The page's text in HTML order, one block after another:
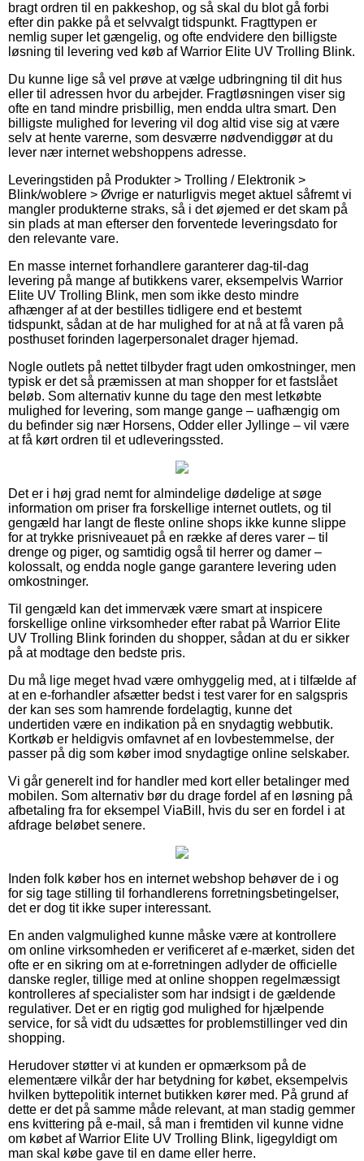
bragt ordren til en pakkeshop, og så skal du blot gå forbi
efter din pakke på et selvvalgt tidspunkt. Fragttypen er
nemlig super let gængelig, og ofte endvidere den billigste
løsning til levering ved køb af Warrior Elite UV Trolling Blink.
Du kunne lige så vel prøve at vælge udbringning til dit hus
eller til adressen hvor du arbejder. Fragtløsningen viser sig
ofte en tand mindre prisbillig, men endda ultra smart. Den
billigste mulighed for levering vil dog altid vise sig at være
selv at hente varerne, som desværre nødvendiggør at du
lever nær internet webshoppens adresse.
Leveringstiden på Produkter > Trolling / Elektronik >
Blink/woblere > Øvrige er naturligvis meget aktuel såfremt vi
mangler produkterne straks, så i det øjemed er det skam på
sin plads at man efterser den forventede leveringsdato for
den relevante vare.
En masse internet forhandlere garanterer dag-til-dag
levering på mange af butikkens varer, eksempelvis Warrior
Elite UV Trolling Blink, men som ikke desto mindre
afhænger af at der bestilles tidligere end et bestemt
tidspunkt, sådan at de har mulighed for at nå at få varen på
posthuset forinden lagerpersonalet drager hjemad.
Nogle outlets på nettet tilbyder fragt uden omkostninger, men
typisk er det så præmissen at man shopper for et fastslået
beløb. Som alternativ kunne du tage den mest letkøbte
mulighed for levering, som mange gange – uafhængig om
du befinder sig nær Horsens, Odder eller Jyllinge – vil være
at få kørt ordren til et udleveringssted.
Det er i høj grad nemt for almindelige dødelige at søge
information om priser fra forskellige internet outlets, og til
gengæld har langt de fleste online shops ikke kunne slippe
for at trykke prisniveauet på en række af deres varer – til
drenge og piger, og samtidig også til herrer og damer –
kolossalt, og endda nogle gange garantere levering uden
omkostninger.
Til gengæld kan det immervæk være smart at inspicere
forskellige online virksomheder efter rabat på Warrior Elite
UV Trolling Blink forinden du shopper, sådan at du er sikker
på at modtage den bedste pris.
Du må lige meget hvad være omhyggelig med, at i tilfælde af
at en e-forhandler afsætter bedst i test varer for en salgspris
der kan ses som hamrende fordelagtig, kunne det
undertiden være en indikation på en snydagtig webbutik.
Kortkøb er heldigvis omfavnet af en lovbestemmelse, der
passer på dig som køber imod snydagtige online selskaber.
Vi går generelt ind for handler med kort eller betalinger med
mobilen. Som alternativ bør du drage fordel af en løsning på
afbetaling fra for eksempel ViaBill, hvis du ser en fordel i at
afdrage beløbet senere.
Inden folk køber hos en internet webshop behøver de i og
for sig tage stilling til forhandlerens forretningsbetingelser,
det er dog tit ikke super interessant.
En anden valgmulighed kunne måske være at kontrollere
om online virksomheden er verificeret af e-mærket, siden det
ofte er en sikring om at e-forretningen adlyder de officielle
danske regler, tillige med at online shoppen regelmæssigt
kontrolleres af specialister som har indsigt i de gældende
regulativer. Det er en rigtig god mulighed for hjælpende
service, for så vidt du udsættes for problemstillinger ved din
shopping.
Herudover støtter vi at kunden er opmærksom på de
elementære vilkår der har betydning for købet, eksempelvis
hvilken byttepolitik internet butikken kører med. På grund af
dette er det på samme måde relevant, at man stadig gemmer
ens kvittering på e-mail, så man i fremtiden vil kunne vidne
om købet af Warrior Elite UV Trolling Blink, ligegyldigt om
man skal købe gave til en dame eller herre.